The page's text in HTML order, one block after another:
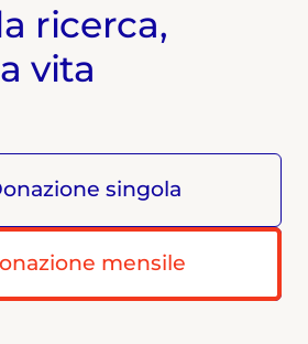
ricerca,
vita
singola
mensile